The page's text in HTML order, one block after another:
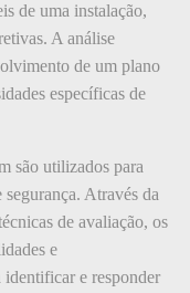
de uma instalação,
A análise
de um plano
específicas de
são utilizados para
Através da
de avaliação, os
e
identificar e responder